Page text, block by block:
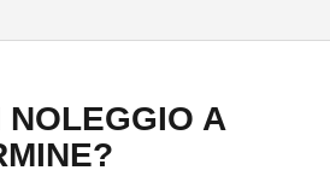
NOLEGGIO A